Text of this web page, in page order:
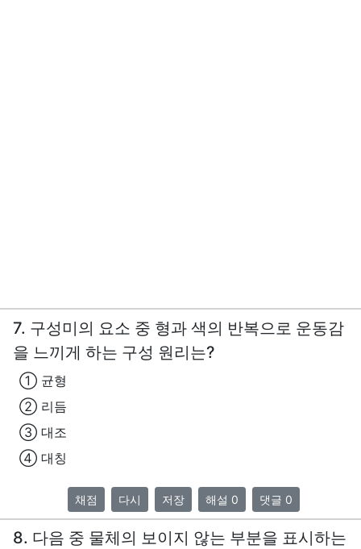
7. 구성미의 요소 중 형과 색의 반복으로 운동감
을 느끼게 하는 구성 원리는?
① 균형
② 리듬
③ 대조
④ 대칭
채점 다시 저장 해설 0 댓글 0
8. 다음 중 물체의 보이지 않는 부분을 표시하는